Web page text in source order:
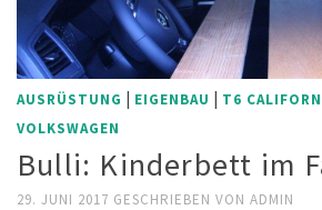
AUSRÜSTUNG | EIGENBAU | T6
VOLKSWAGEN
Bulli: Kinderbett im
29. JUNI 2017 GESCHRIEBEN VON ADMIN